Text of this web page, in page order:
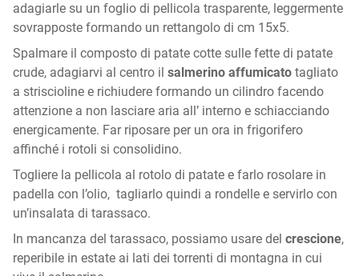
adagiarle su un foglio di pellicola trasparente, leggermente
sovrapposte formando un rettangolo di cm 15x5.
Spalmare il composto di patate cotte sulle fette di patate
crude, adagiarvi al centro il salmerino affumicato tagliato
a striscioline e richiudere formando un cilindro facendo
attenzione a non lasciare aria all’ interno e schiacciando
energicamente. Far riposare per un ora in frigorifero
affinché i rotoli si consolidino.
Togliere la pellicola al rotolo di patate e farlo rosolare in
padella con l’olio, tagliarlo quindi a rondelle e servirlo con
un’insalata di tarassaco.
In mancanza del tarassaco, possiamo usare del crescione,
reperibile in estate ai lati dei torrenti di montagna in cui